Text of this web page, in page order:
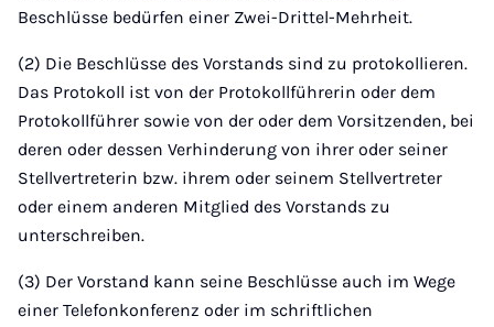
Beschlüsse bedürfen einer Zwei-Drittel-Mehrheit.
(2) Die Beschlüsse des Vorstands sind zu protokollieren.
Das Protokoll ist von der Protokollführerin oder dem
Protokollführer sowie von der oder dem Vorsitzenden, bei
deren oder dessen Verhinderung von ihrer oder seiner
Stellvertreterin bzw. ihrem oder seinem Stellvertreter
oder einem anderen Mitglied des Vorstands zu
unterschreiben.
(3) Der Vorstand kann seine Beschlüsse auch im Wege
einer Telefonkonferenz oder im schriftlichen